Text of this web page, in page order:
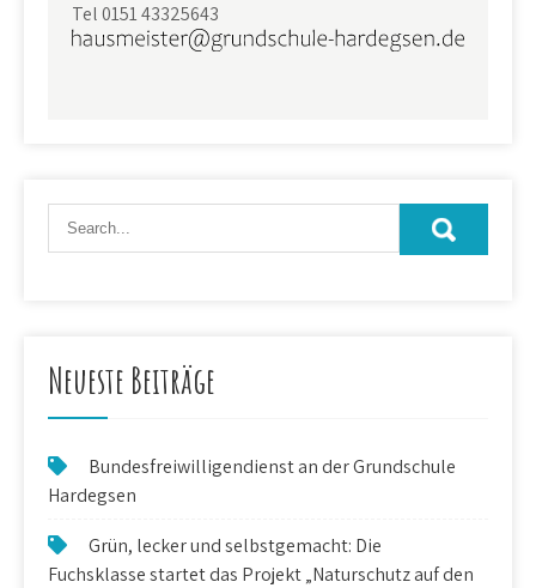
Tel 0151 43325643
Neueste Beiträge
Bundesfreiwilligendienst an der Grundschule
Hardegsen
Grün, lecker und selbstgemacht: Die
Fuchsklasse startet das Projekt „Naturschutz auf den